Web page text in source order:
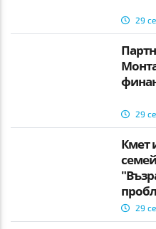
29
29
Кмет
29